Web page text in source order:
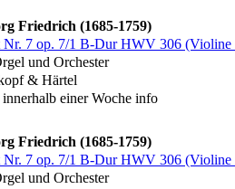
Friedrich (1685-1759)
Nr. 7 op. 7/1 B-Dur HWV 306 (Violine
und Orchester
& Härtel
innerhalb einer Woche info
Friedrich (1685-1759)
Nr. 7 op. 7/1 B-Dur HWV 306 (Violine
und Orchester